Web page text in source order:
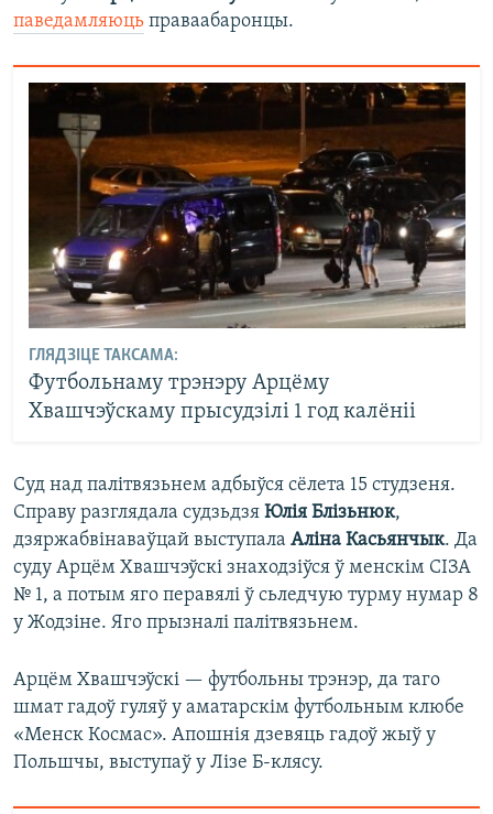
паведамляюць праваабаронцы.
ГЛЯДЗІЦЕ ТАКСАМА:
Футбольнаму трэнэру Арцёму
Хвашчэўскаму прысудзілі 1 год калёніі
Суд над палітвязьнем адбыўся сёлета 15 студзеня.
Справу разглядала судзьдзя Юлія Блізьнюк,
дзяржабвінаваўцай выступала Аліна Касьянчык. Да
суду Арцём Хвашчэўскі знаходзіўся ў менскім СІЗА
№ 1, а потым яго перавялі ў сьледчую турму нумар 8
у Жодзіне. Яго прызналі палітвязьнем.
Арцём Хвашчэўскі — футбольны трэнэр, да таго
шмат гадоў гуляў у аматарскім футбольным клюбе
«Менск Космас». Апошнія дзевяць гадоў жыў у
Польшчы, выступаў у Лізе Б-клясу.